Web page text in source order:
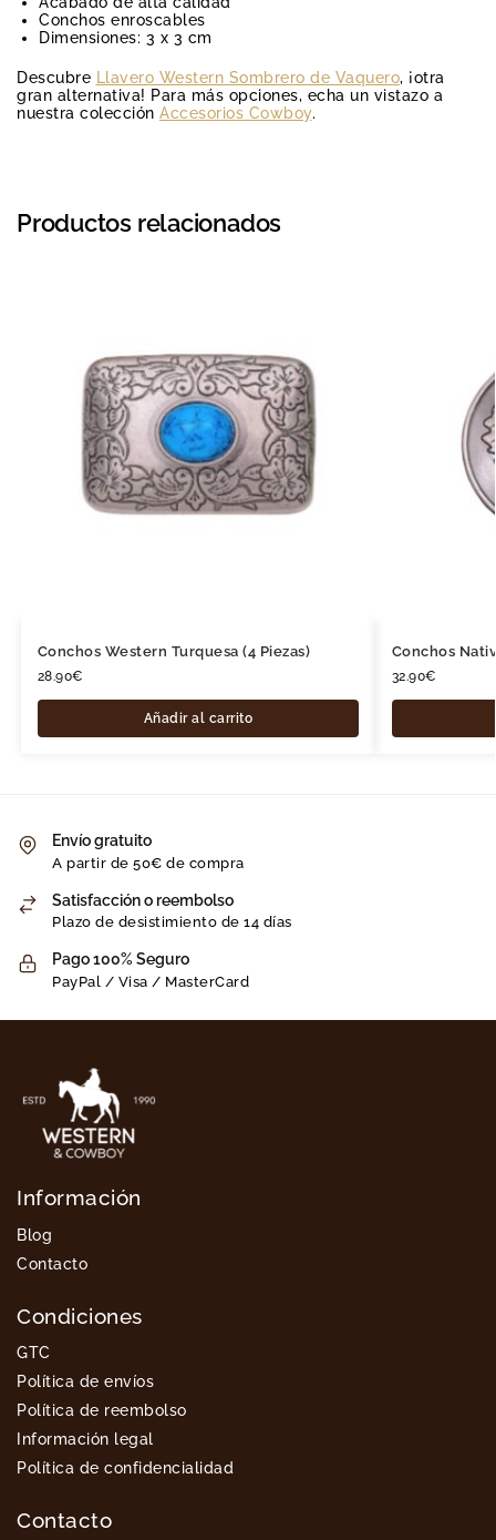
Conchos enroscables
Dimensiones: 3 x 3 cm
Descubre Llavero Western Sombrero de Vaquero, ¡otra
gran alternativa! Para más opciones, echa un vistazo a
nuestra colección Accesorios Cowboy.
Productos relacionados
Conchos Western Turquesa (4 Piezas)
28.90€
Añadir al carrito
Conchos
32.90€
Envío gratuito
A partir de 50€ de compra
Satisfacción o reembolso
Plazo de desistimiento de 14 días
Pago 100% Seguro
PayPal / Visa / MasterCard
Información
Blog
Contacto
Condiciones
GTC
Política de envíos
Política de reembolso
Información legal
Política de confidencialidad
Contacto